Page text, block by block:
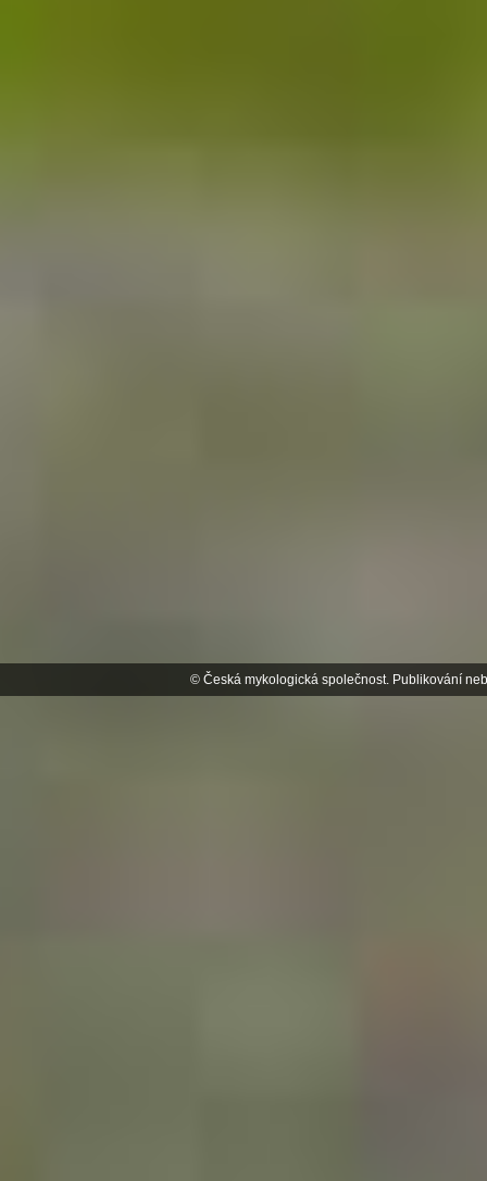
© Česká mykologická společnost. Publikování